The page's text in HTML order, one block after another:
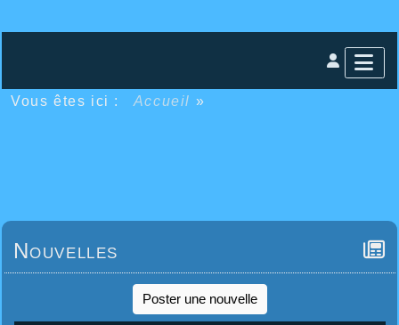
Vous êtes ici : Accueil »
Nouvelles
Poster une nouvelle